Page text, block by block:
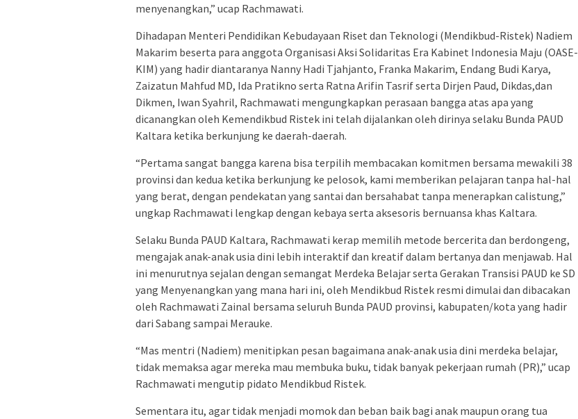
menyenangkan,” ucap Rachmawati.
Dihadapan Menteri Pendidikan Kebudayaan Riset dan Teknologi (Mendikbud-Ristek) Nadiem
Makarim beserta para anggota Organisasi Aksi Solidaritas Era Kabinet Indonesia Maju (OASE-
KIM) yang hadir diantaranya Nanny Hadi Tjahjanto, Franka Makarim, Endang Budi Karya,
Zaizatun Mahfud MD, Ida Pratikno serta Ratna Arifin Tasrif serta Dirjen Paud, Dikdas,dan
Dikmen, Iwan Syahril, Rachmawati mengungkapkan perasaan bangga atas apa yang
dicanangkan oleh Kemendikbud Ristek ini telah dijalankan oleh dirinya selaku Bunda PAUD
Kaltara ketika berkunjung ke daerah-daerah.
“Pertama sangat bangga karena bisa terpilih membacakan komitmen bersama mewakili 38
provinsi dan kedua ketika berkunjung ke pelosok, kami memberikan pelajaran tanpa hal-hal
yang berat, dengan pendekatan yang santai dan bersahabat tanpa menerapkan calistung,”
ungkap Rachmawati lengkap dengan kebaya serta aksesoris bernuansa khas Kaltara.
Selaku Bunda PAUD Kaltara, Rachmawati kerap memilih metode bercerita dan berdongeng,
mengajak anak-anak usia dini lebih interaktif dan kreatif dalam bertanya dan menjawab. Hal
ini menurutnya sejalan dengan semangat Merdeka Belajar serta Gerakan Transisi PAUD ke SD
yang Menyenangkan yang mana hari ini, oleh Mendikbud Ristek resmi dimulai dan dibacakan
oleh Rachmawati Zainal bersama seluruh Bunda PAUD provinsi, kabupaten/kota yang hadir
dari Sabang sampai Merauke.
“Mas mentri (Nadiem) menitipkan pesan bagaimana anak-anak usia dini merdeka belajar,
tidak memaksa agar mereka mau membuka buku, tidak banyak pekerjaan rumah (PR),” ucap
Rachmawati mengutip pidato Mendikbud Ristek.
Sementara itu, agar tidak menjadi momok dan beban baik bagi anak maupun orang tua